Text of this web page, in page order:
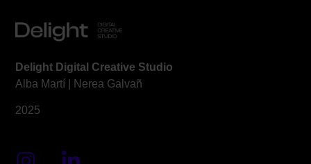
Delight Digital Creative Studio
Alba Martí | Nerea Galvañ
2025